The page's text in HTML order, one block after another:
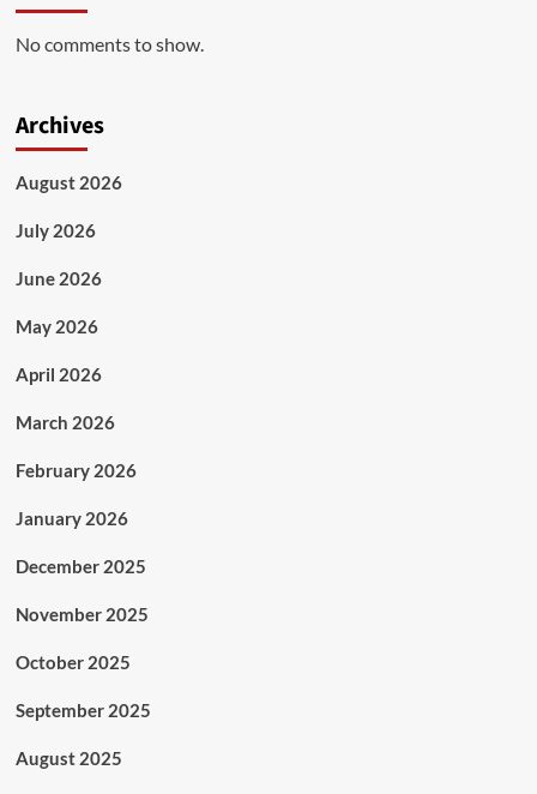
No comments to show.
Archives
August 2026
July 2026
June 2026
May 2026
April 2026
March 2026
February 2026
January 2026
December 2025
November 2025
October 2025
September 2025
August 2025